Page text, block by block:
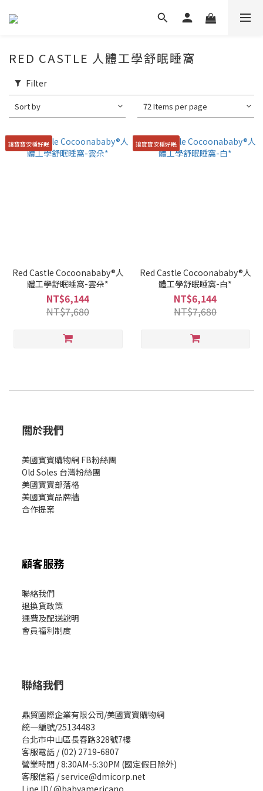
RED CASTLE 人體工學舒眠睡窩
Filter
Sort by 72 Items per page
讓寶寶安穩好眠
Red Castle Cocoonababy®人
體工學舒眠睡窩-雲朵*
NT$6,144
NT$7,680
讓寶寶安穩好眠
Red Castle Cocoonababy®人
體工學舒眠睡窩-白*
NT$6,144
NT$7,680
關於我們
美國寶寶購物網 FB粉絲團
Old Soles 台灣粉絲團
美國寶寶部落格
美國寶寶品牌牆
合作提案
顧客服務
聯絡我們
退換貨政策
運費及配送說明
會員福利制度
聯絡我們
鼎貿國際企業有限公司/美國寶寶購物網
統一編號/25134483
台北市中山區長春路328號7樓
客服電話 / (02) 2719-6807
營業時間 / 8:30AM-5:30PM (國定假日除外)
客服信箱 / service@dmicorp.net
Line ID/ @babyamericano